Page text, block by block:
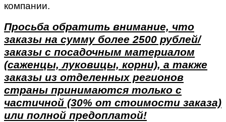
компании.
Просьба обратить внимание, что
заказы на сумму более 2500 рублей/
заказы с посадочным материалом
(саженцы, луковицы, корни), а также
заказы из отделенных регионов
страны принимаются только с
частичной (30% от стоимости заказа)
или полной предоплатой!